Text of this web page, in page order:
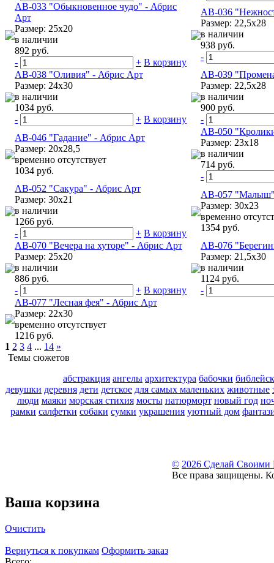
АВ-033 "Обыкновенное чудо" - Абрис
Арт
Размер: 25x20
в наличии
892 руб.
-
+ В корзину
АВ-036
Размер: 22,5x28
в наличии
938 руб.
-
АВ-038 "Оливия" - Абрис Арт
Размер: 24x30
в наличии
1034 руб.
-
+ В корзину
АВ-039
Размер: 22,5x28
в наличии
900 руб.
-
АВ-046 "Гадание" - Абрис Арт
Размер: 20x28,5
временно отсутствует
1034 руб.
АВ-050
Размер: 23x18
в наличии
714 руб.
-
АВ-052 "Сакура" - Абрис Арт
Размер: 30x21
в наличии
1266 руб.
-
+ В корзину
АВ-057
Размер: 30x23
временно
1354 руб.
АВ-070 "Вечера на хуторе" - Абрис Арт
Размер: 25x20
в наличии
886 руб.
-
+ В корзину
АВ-076
Размер: 21,5х30
в наличии
1124 руб.
-
АВ-077 "Лесная фея" - Абрис Арт
Размер: 22х30
временно отсутствует
1216 руб.
1 2 3 4 ... 14 »
Темы сюжетов
абстракция ангелы архитектура бабочки
девушки деревня дети детское для самых маленьких животные
люди маяки морская стихия мосты натюрморт новый год
рамки салфетки собаки сумки украшения уютный дом
© 2026 Сделай Своими
Все права защищены.
Ваша корзина
Очистить
Вернуться к покупкам Оформить заказ